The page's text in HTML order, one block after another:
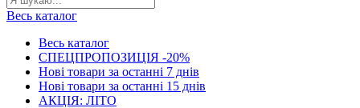
Весь каталог
Весь каталог
СПЕЦПРОПОЗИЦІЯ -20%
Нові товари за останнi 7 днiв
Нові товари за останнi 15 днiв
АКЦІЯ: ЛІТО